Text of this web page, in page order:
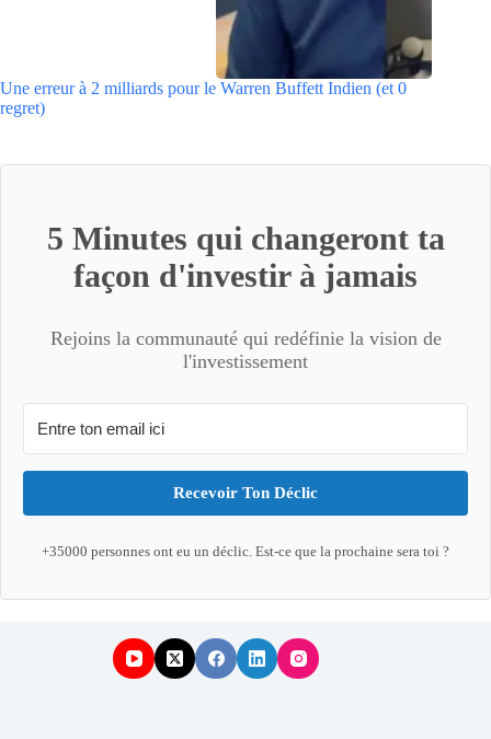
Une erreur à 2 milliards pour le Warren Buffett Indien (et 0
regret)
5 Minutes qui changeront ta
façon d'investir à jamais
Rejoins la communauté qui redéfinie la vision de
l'investissement
Recevoir Ton Déclic
+35000 personnes ont eu un déclic. Est-ce que la prochaine sera toi ?